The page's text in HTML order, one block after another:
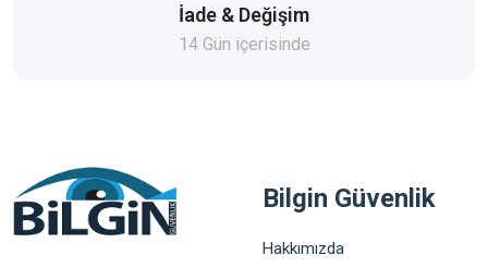
İade & Değişim
14 Gün içerisinde
Bilgin Güvenlik
Hakkımızda